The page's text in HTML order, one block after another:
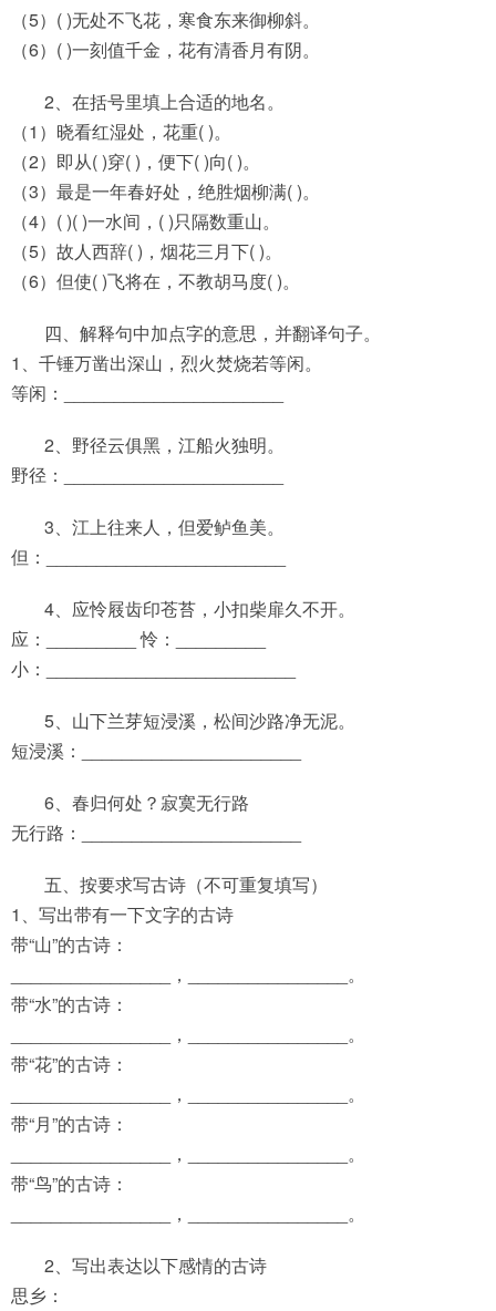
（5）( )无处不飞花，寒食东来御柳斜。
（6）( )一刻值千金，花有清香月有阴。
2、在括号里填上合适的地名。
（1）晓看红湿处，花重( )。
（2）即从( )穿( )，便下( )向( )。
（3）最是一年春好处，绝胜烟柳满( )。
（4）( )( )一水间，( )只隔数重山。
（5）故人西辞( )，烟花三月下( )。
（6）但使( )飞将在，不教胡马度( )。
四、解释句中加点字的意思，并翻译句子。
1、千锤万凿出深山，烈火焚烧若等闲。
等闲：______________________
2、野径云俱黑，江船火独明。
野径：______________________
3、江上往来人，但爱鲈鱼美。
但：________________________
4、应怜屐齿印苍苔，小扣柴扉久不开。
应：_________ 怜：_________
小：_________________________
5、山下兰芽短浸溪，松间沙路净无泥。
短浸溪：______________________
6、春归何处？寂寞无行路
无行路：______________________
五、按要求写古诗（不可重复填写）
1、写出带有一下文字的古诗
带“山”的古诗：
________________，________________。
带“水”的古诗：
________________，________________。
带“花”的古诗：
________________，________________。
带“月”的古诗：
________________，________________。
带“鸟”的古诗：
________________，________________。
2、写出表达以下感情的古诗
思乡：